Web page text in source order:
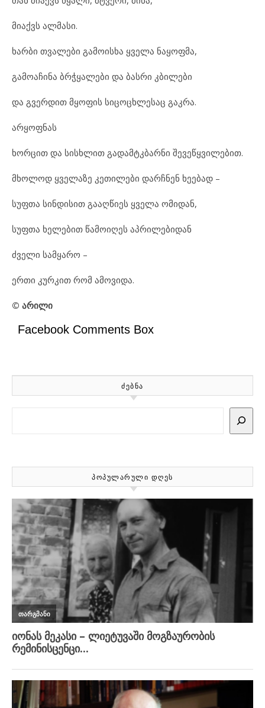
მიაქვს ალმასი.
ხარბი თვალები გამოისხა ყველა ნაყოფმა,
გამოაჩინა ბრჭყალები და ბასრი კბილები
და გვერდით მყოფის სიცოცხლესაც გაკრა.
არყოფნას
ხორცით და სისხლით გადამტკბარნი შევეწყვილებით.
მხოლოდ ყველაზე კეთილები დარჩნენ ხეებად –
სუფთა სინდისით გააღწიეს ყველა ომიდან,
სუფთა ხელებით წამოიღეს აპრილებიდან
ძველი სამყარო –
ერთი კურკით რომ ამოვიდა.
© არილი
Facebook Comments Box
ᲫᲔᲑᲜᲐ
ᲞᲝᲞᲣᲚᲐᲠᲣᲚᲘ ᲓᲦᲔᲡ